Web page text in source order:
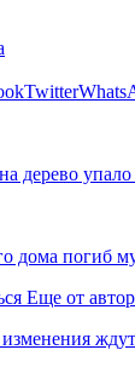
Twitter
дерево
дома погиб
Еще от